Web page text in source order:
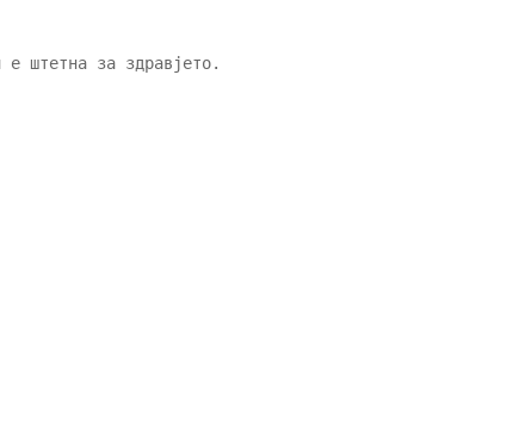
е штетна за здравјето.